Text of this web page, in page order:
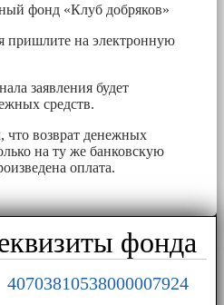
фонд «Клуб добряков»
пришлите на электронную
заявления будет
средств.
возврат денежных
на ту же банковскую
оплата.
фонда
40703810538000007924